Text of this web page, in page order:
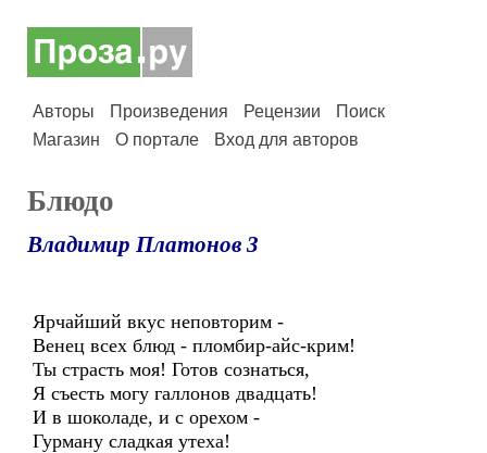
Авторы Произведения Рецензии
Поиск
Магазин
О портале Вход для авторов
Блюдо
Владимир Платонов 3
Ярчайший вкус неповторим -
Венец всех блюд - пломбир-айс-крим!
Ты страсть моя! Готов сознаться,
Я съесть могу галлонов двадцать!
И в шоколаде, и с орехом -
Гурману сладкая утеха!